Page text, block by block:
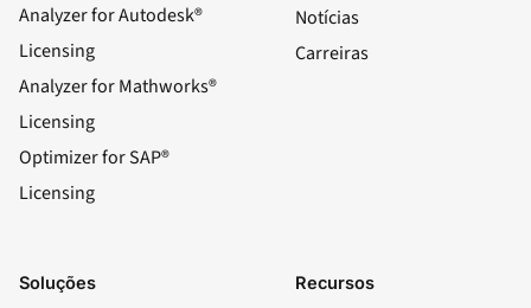
Analyzer for Autodesk®
Licensing
Analyzer for Mathworks®
Licensing
Optimizer for SAP®
Licensing
Notícias
Carreiras
Soluções Recursos